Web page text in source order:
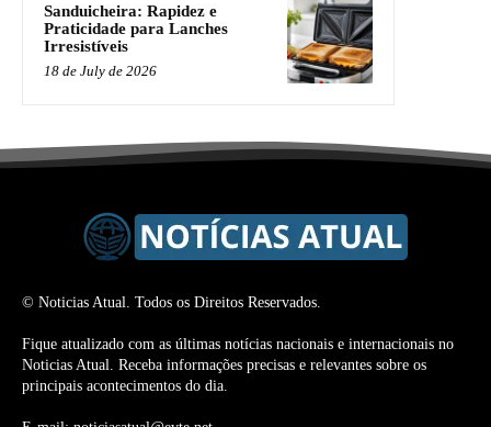
Sanduicheira: Rapidez e
Praticidade para Lanches
Irresistíveis
18 de July de 2026
© Noticias Atual. Todos os Direitos Reservados.
Fique atualizado com as últimas notícias nacionais e internacionais no
Noticias Atual. Receba informações precisas e relevantes sobre os
principais acontecimentos do dia.